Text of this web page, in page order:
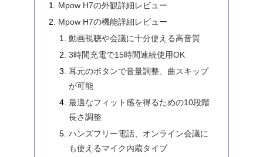
Mpow H7の外観詳細レビュー
Mpow H7の機能詳細レビュー
動画視聴や会議に十分使える高音質
3時間充電で15時間連続使用OK
耳元のボタンで音量調整、曲スキップ
が可能
最適なフィット感を得るための10段階
長さ調整
ハンズフリー電話、オンライン会議に
も使えるマイク内蔵タイプ